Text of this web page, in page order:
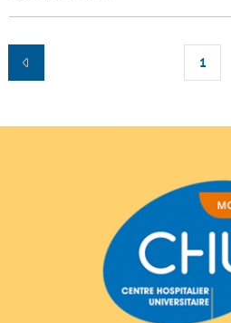
1